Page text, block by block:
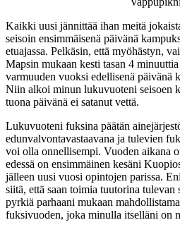
Kaikki uusi jännittää ihan meitä
seisoin ensimmäisenä päivänä
etuajassa. Pelkäsin, että myöhästyn,
Mapsin mukaan kesti tasan 4
varmuuden vuoksi edellisenä päivänä
Niin alkoi minun lukuvuoteni seisoen
tuona päivänä ei satanut vettä.
Lukuvuoteni fuksina päätän
edunvalvontavastaavana ja tulevien
voi olla onnellisempi. Vuoden aikana
edessä on ensimmäinen kesäni
jälleen uusi vuosi opintojen parissa.
siitä, että saan toimia tuutorina
pyrkiä parhaani mukaan
fuksivuoden, joka minulla itselläni on